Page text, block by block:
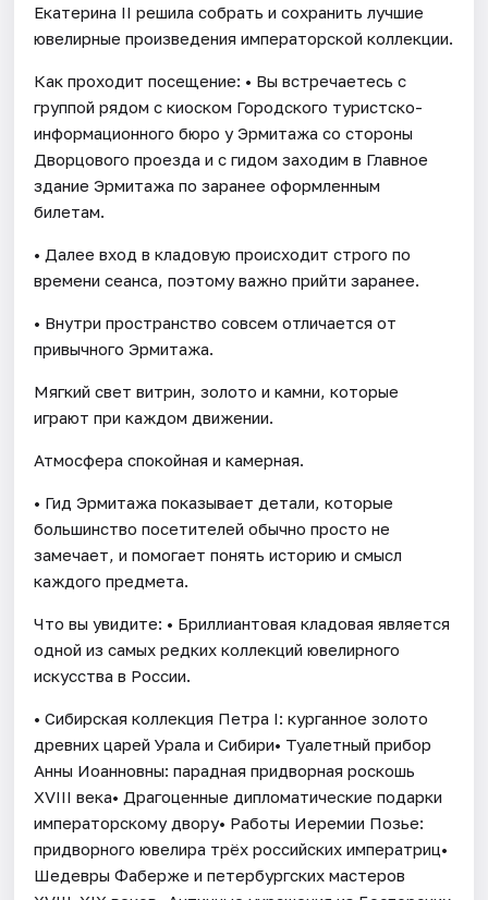
Екатерина II решила собрать и сохранить лучшие
ювелирные произведения императорской коллекции.
Как проходит посещение: • Вы встречаетесь с
группой рядом с киоском Городского туристско-
информационного бюро у Эрмитажа со стороны
Дворцового проезда и с гидом заходим в Главное
здание Эрмитажа по заранее оформленным
билетам.
• Далее вход в кладовую происходит строго по
времени сеанса, поэтому важно прийти заранее.
• Внутри пространство совсем отличается от
привычного Эрмитажа.
Мягкий свет витрин, золото и камни, которые
играют при каждом движении.
Атмосфера спокойная и камерная.
• Гид Эрмитажа показывает детали, которые
большинство посетителей обычно просто не
замечает, и помогает понять историю и смысл
каждого предмета.
Что вы увидите: • Бриллиантовая кладовая является
одной из самых редких коллекций ювелирного
искусства в России.
• Сибирская коллекция Петра I: курганное золото
древних царей Урала и Сибири• Туалетный прибор
Анны Иоанновны: парадная придворная роскошь
XVIII века• Драгоценные дипломатические подарки
императорскому двору• Работы Иеремии Позье:
придворного ювелира трёх российских императриц•
Шедевры Фаберже и петербургских мастеров